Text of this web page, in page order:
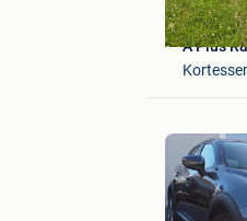
A Plus